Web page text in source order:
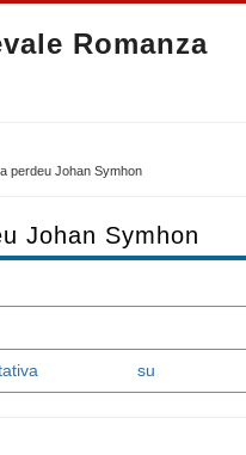
Romanza
perdeu Johan Symhon
Johan Symhon
su